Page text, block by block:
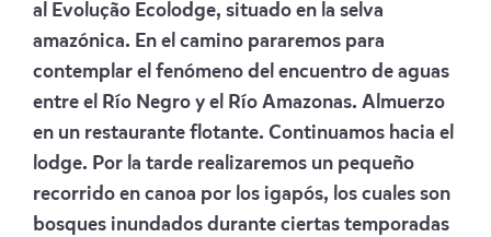
al Evolução Ecolodge, situado en la selva
amazónica. En el camino pararemos para
contemplar el fenómeno del encuentro de aguas
entre el Río Negro y el Río Amazonas. Almuerzo
en un restaurante flotante. Continuamos hacia el
lodge. Por la tarde realizaremos un pequeño
recorrido en canoa por los igapós, los cuales son
bosques inundados durante ciertas temporadas